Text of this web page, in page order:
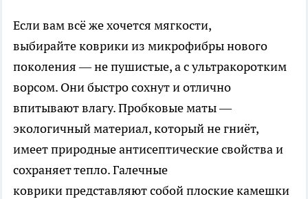
Если вам всё же хочется мягкости,
выбирайте коврики из микрофибры нового
поколения — не пушистые, а с ультракоротким
ворсом. Они быстро сохнут и отлично
впитывают влагу. Пробковые маты —
экологичный материал, который не гниёт,
имеет природные антисептические свойства и
сохраняет тепло. Галечные
коврики представляют собой плоские камешки